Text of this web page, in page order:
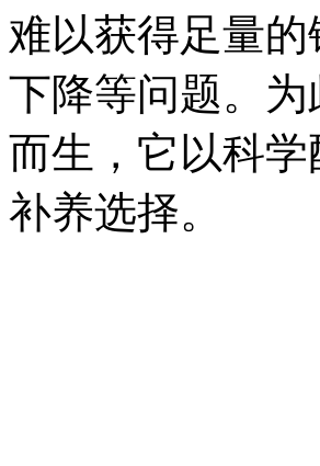
难以获得足量
下降等问题。为
而生，它以科
补养选择。